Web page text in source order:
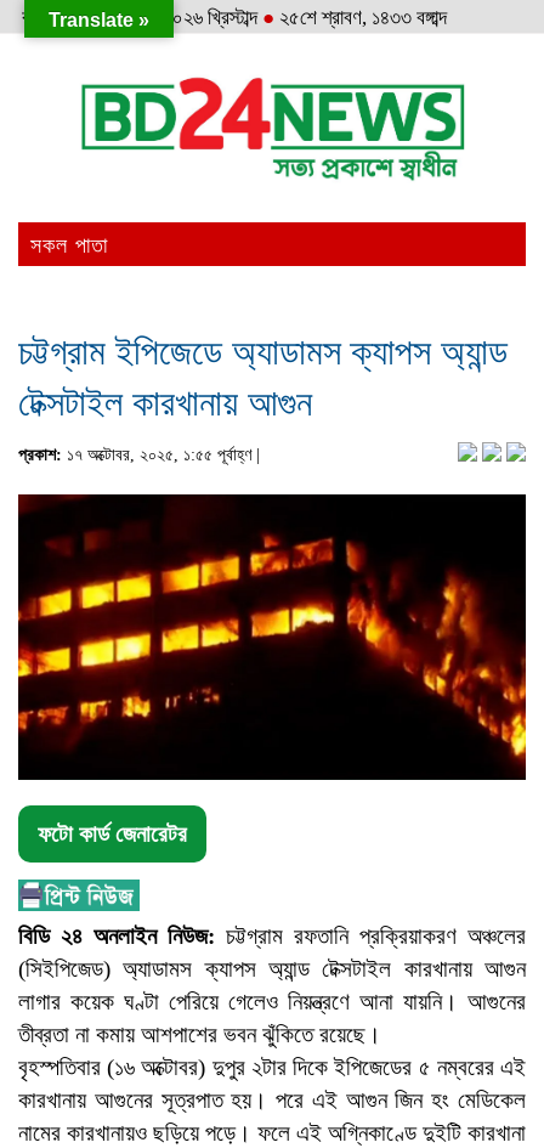
রবিবার●৯ই আগস্ট, ২০২৬ খ্রিস্টাব্দ ● ২৫শে শ্রাবণ, ১৪৩৩ বঙ্গাব্দ
সকল পাতা
চট্টগ্রাম ইপিজেডে অ্যাডামস ক্যাপস অ্যান্ড
টেক্সটাইল কারখানায় আগুন
প্রকাশ: ১৭ অক্টোবর, ২০২৫, ১:৫৫ পূর্বাহ্ণ |
ফটো কার্ড জেনারেটর
বিডি ২৪ অনলাইন নিউজ: চট্টগ্রাম রফতানি প্রক্রিয়াকরণ অঞ্চলের
(সিইপিজেড) অ্যাডামস ক্যাপস অ্যান্ড টেক্সটাইল কারখানায় আগুন
লাগার কয়েক ঘণ্টা পেরিয়ে গেলেও নিয়ন্ত্রণে আনা যায়নি। আগুনের
তীব্রতা না কমায় আশপাশের ভবন ঝুঁকিতে রয়েছে।
বৃহস্পতিবার (১৬ অক্টোবর) দুপুর ২টার দিকে ইপিজেডের ৫ নম্বরের এই
কারখানায় আগুনের সূত্রপাত হয়। পরে এই আগুন জিন হং মেডিকেল
নামের কারখানায়ও ছড়িয়ে পড়ে। ফলে এই অগ্নিকাণ্ডে দুইটি কারখানা
Translate »